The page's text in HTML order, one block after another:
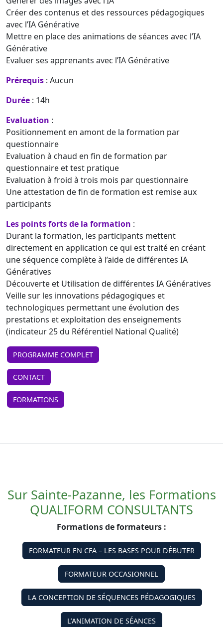
Créer des contenus et des ressources pédagogiques
avec l’IA Générative
Mettre en place des animations de séances avec l’IA
Générative
Evaluer ses apprenants avec l’IA Générative
Prérequis : Aucun
Durée : 14h
Evaluation :
Positionnement en amont de la formation par
questionnaire
Evaluation à chaud en fin de formation par
questionnaire et test pratique
Evaluation à froid à trois mois par questionnaire
Une attestation de fin de formation est remise aux
participants
Les points forts de la formation :
Durant la formation, les participants mettent
directement en application ce qui est traité en créant
une séquence complète à l’aide de différentes IA
Génératives
Découverte et Utilisation de différentes IA Génératives
Veille sur les innovations pédagogiques et
technologiques permettant une évolution des
prestations et exploitation des enseignements
(indicateur 25 du Référentiel National Qualité)
PROGRAMME COMPLET
CONTACT
FORMATIONS
Sur Sainte-Pazanne, les Formations
QUALIFORM CONSULTANTS
Formations de formateurs :
FORMATEUR EN CFA – LES BASES POUR DÉBUTER
FORMATEUR OCCASIONNEL
LA CONCEPTION DE SÉQUENCES PÉDAGOGIQUES
L’ANIMATION DE SÉANCES